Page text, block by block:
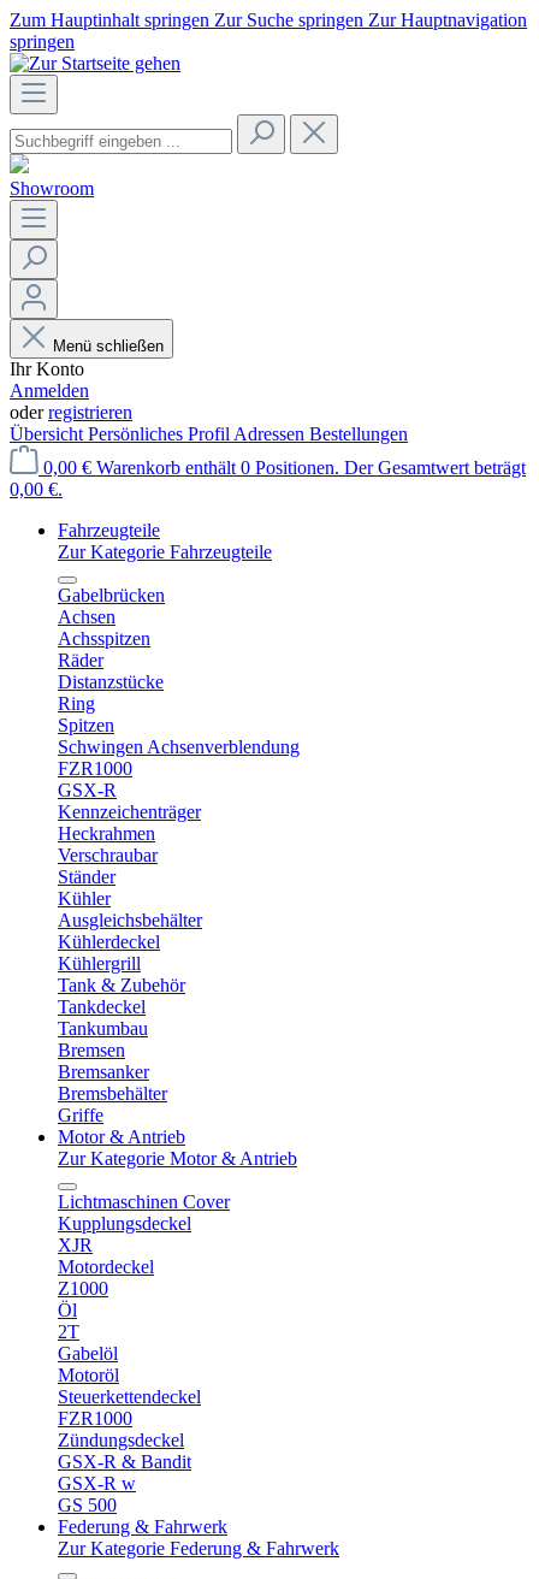
Zum Hauptinhalt springen Zur Suche springen Zur Hauptnavigation
springen
Showroom
Menü schließen
Ihr Konto
Anmelden
oderregistrieren
Übersicht Persönliches Profil Adressen Bestellungen
0,00 € Warenkorb enthält 0 Positionen. Der Gesamtwert beträgt
0,00 €.
Fahrzeugteile
Zur Kategorie Fahrzeugteile
Gabelbrücken
Achsen
Achsspitzen
Räder
Distanzstücke
Ring
Spitzen
Schwingen Achsenverblendung
FZR1000
GSX-R
Kennzeichenträger
Heckrahmen
Verschraubar
Ständer
Kühler
Ausgleichsbehälter
Kühlerdeckel
Kühlergrill
Tank & Zubehör
Tankdeckel
Tankumbau
Bremsen
Bremsanker
Bremsbehälter
Griffe
Motor & Antrieb
Zur Kategorie Motor & Antrieb
Lichtmaschinen Cover
Kupplungsdeckel
XJR
Motordeckel
Z1000
Öl
2T
Gabelöl
Motoröl
Steuerkettendeckel
FZR1000
Zündungsdeckel
GSX-R & Bandit
GSX-R w
GS 500
Federung & Fahrwerk
Zur Kategorie Federung & Fahrwerk